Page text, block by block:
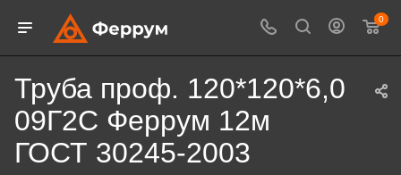
0
Труба проф. 120*120*6,0
09Г2С Феррум 12м
ГОСТ 30245-2003